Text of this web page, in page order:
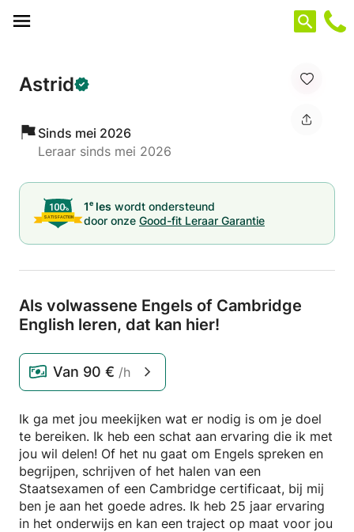
Astrid
Sinds mei 2026
Leraar sinds mei 2026
1e les wordt ondersteund
door onze Good-fit Leraar Garantie
Als volwassene Engels of Cambridge
English leren, dat kan hier!
Van 90 € /h
Ik ga met jou meekijken wat er nodig is om je doel
te bereiken. Ik heb een schat aan ervaring die ik met
jou wil delen! Of het nu gaat om Engels spreken en
begrijpen, schrijven of het halen van een
Staatsexamen of een Cambridge certificaat, bij mij
ben je aan het goede adres. Ik heb 25 jaar ervaring
in het onderwijs en kan een traject op maat voor jou